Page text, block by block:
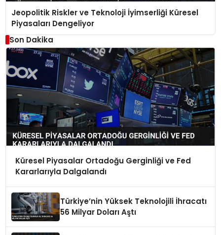
Jeopolitik Riskler ve Teknoloji İyimserliği Küresel
Piyasaları Dengeliyor
Son Dakika
Küresel Piyasalar Ortadoğu Gerginliği ve Fed
Kararlarıyla Dalgalandı
Türkiye’nin Yüksek Teknolojili İhracatı
56 Milyar Doları Aştı